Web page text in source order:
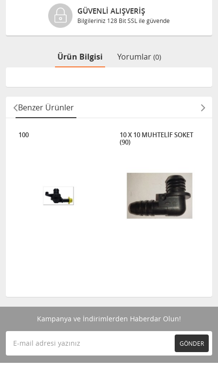
GÜVENLI ALIŞVERIŞ
Bilgileriniz 128 Bit SSL ile güvende
Ürün Bilgisi Yorumlar (0)
Benzer Ürünler
100
10 X 10 MUHTELİF SOKET
(90)
Kampanya ve İndirimlerden Haberdar Olun!
GÖNDER